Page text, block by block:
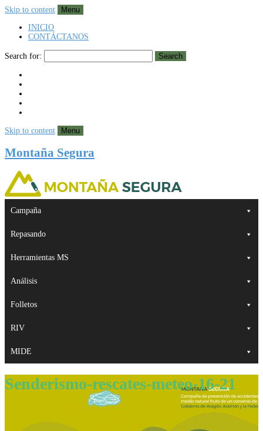
Skip to content
Menu
INICIO
CONTÁCTANOS
Search for: Search
Skip to content Menu
Montaña Segura
Campaña
Repasando
Herramientas MS
Análisis
Folletos
RIV
MIDE
Senderismo-rescates-meteo-16-21